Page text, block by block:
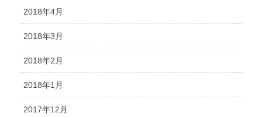
2018年4月
2018年3月
2018年2月
2018年1月
2017年12月